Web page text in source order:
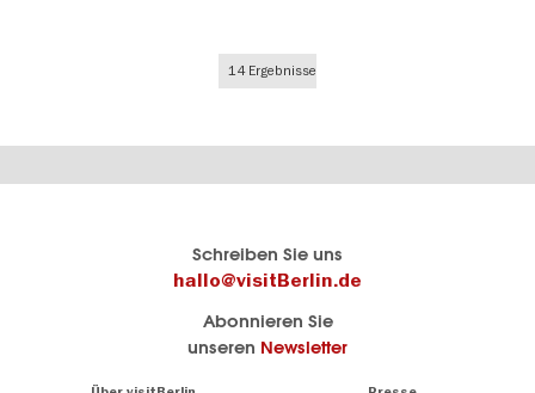
14 Ergebnisse
Schreiben Sie uns
hallo@visitBerlin.de
Abonnieren Sie
unseren Newsletter